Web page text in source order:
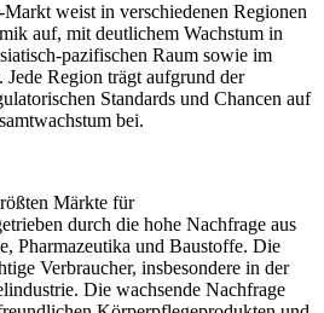
weist in verschiedenen Regionen
auf, mit deutlichem Wachstum in
pazifischen Raum sowie im
Region trägt aufgrund der
Standards und Chancen auf
bei.
Märkte für
durch die hohe Nachfrage aus
Pharmazeutika und Baustoffe. Die
Verbraucher, insbesondere in der
Die wachsende Nachfrage